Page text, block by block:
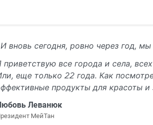
вновь сегодня, ровно через год,
приветствую все города и села,
еще только 22 года. Как
продукты для красоты и
Леванюк
МейТан